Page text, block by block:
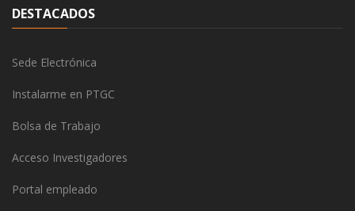
DESTACADOS
Sede Electrónica
Instalarme en PTGC
Bolsa de Trabajo
Acceso Investigadores
Portal empleado